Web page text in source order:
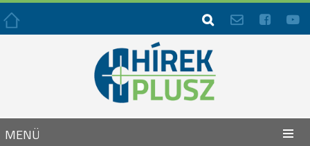
   
MENÜ